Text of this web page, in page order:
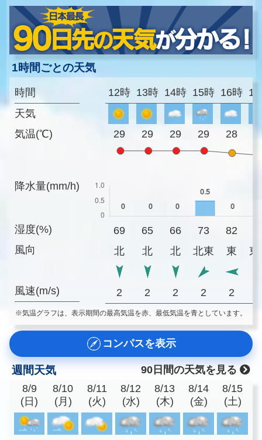
1時間ごとの天気
時間
天気
気温(℃)
降水量(mm/h)
湿度(%)
風向
風速(m/s)
12時 13時 14時 15時 16時
29 29 29 29 28
69 65 66 73 82
北
北 北 北東 東 東
2 2 2 2 2
※気温グラフは、表示期間の最高気温を赤、最低気温を青としています。
コンパスを表示
週間天気
90日間の天気を見る
8/9
(日)
8/10
(月)
8/11
(火)
8/12
(水)
8/13
(木)
8/14
(金)
8/15
(土)